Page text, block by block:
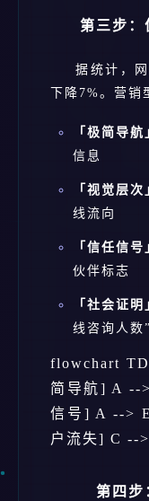
第三步：
据统计，
下降7%。营销
「极简导航
信息
「视觉层次
线流向
「信任信号
伙伴标志
「社会证明
线咨询人数”
flowchart
简导航] A --
信号] A -->
户流失] C --
第四步